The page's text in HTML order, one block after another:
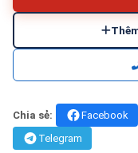
Chia sẻ: Facebook
Telegram